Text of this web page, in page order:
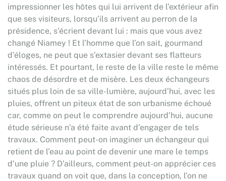
impressionner les hôtes qui lui arrivent de l’extérieur afin
que ses visiteurs, lorsqu’ils arrivent au perron de la
présidence, s’écrient devant lui : mais que vous avez
changé Niamey ! Et l’homme que l’on sait, gourmand
d’éloges, ne peut que s’extasier devant ses flatteurs
intéressés. Et pourtant, le reste de la ville reste le même
chaos de désordre et de misère. Les deux échangeurs
situés plus loin de sa ville-lumière, aujourd’hui, avec les
pluies, offrent un piteux état de son urbanisme échoué
car, comme on peut le comprendre aujourd’hui, aucune
étude sérieuse n’a été faite avant d’engager de tels
travaux. Comment peut-on imaginer un échangeur qui
retient de l’eau au point de devenir une mare le temps
d’une pluie ? D’ailleurs, comment peut-on apprécier ces
travaux quand on voit que, dans la conception, l’on ne